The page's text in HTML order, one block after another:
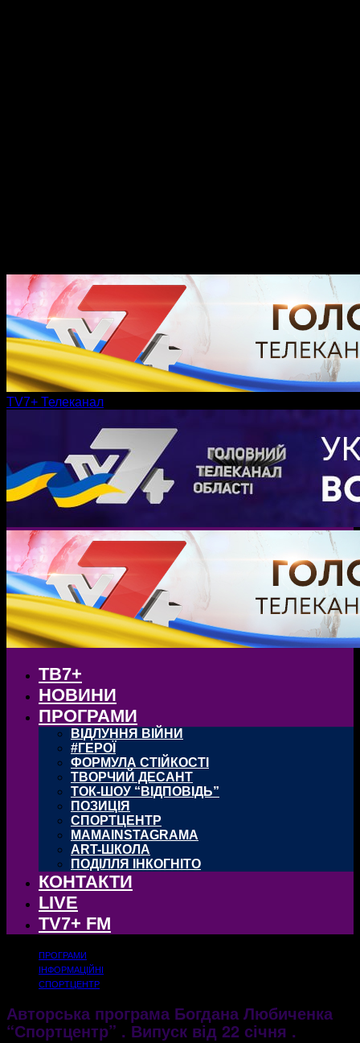
TV7+ Телеканал
ТВ7+
НОВИНИ
ПРОГРАМИ
ВІДЛУННЯ ВІЙНИ
#ГЕРОЇ
ФОРМУЛА СТІЙКОСТІ
ТВОРЧИЙ ДЕСАНТ
ТОК-ШОУ “ВІДПОВІДЬ”
ПОЗИЦІЯ
СПОРТЦЕНТР
MAMAINSTAGRAMA
ART-ШКОЛА
ПОДІЛЛЯ ІНКОГНІТО
КОНТАКТИ
LIVE
TV7+ FM
ПРОГРАМИ
ІНФОРМАЦІЙНІ
СПОРТЦЕНТР
Авторська програма Богдана Любиченка
“Спортцентр” . Випуск від 22 січня .